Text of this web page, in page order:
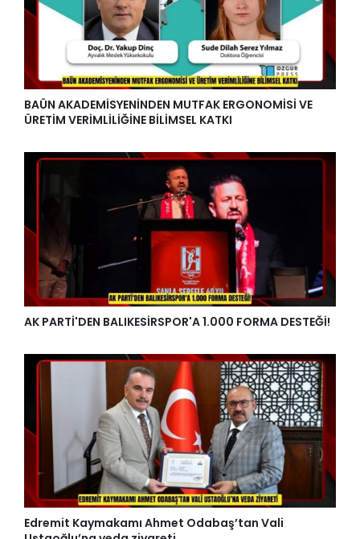
BAÜN AKADEMİSYENİNDEN MUTFAK ERGONOMİSİ VE
ÜRETİM VERİMLİLİĞİNE BİLİMSEL KATKI
AK PARTİ'DEN BALIKESİRSPOR'A 1.000 FORMA DESTEĞİ!
Edremit Kaymakamı Ahmet Odabaş’tan Vali